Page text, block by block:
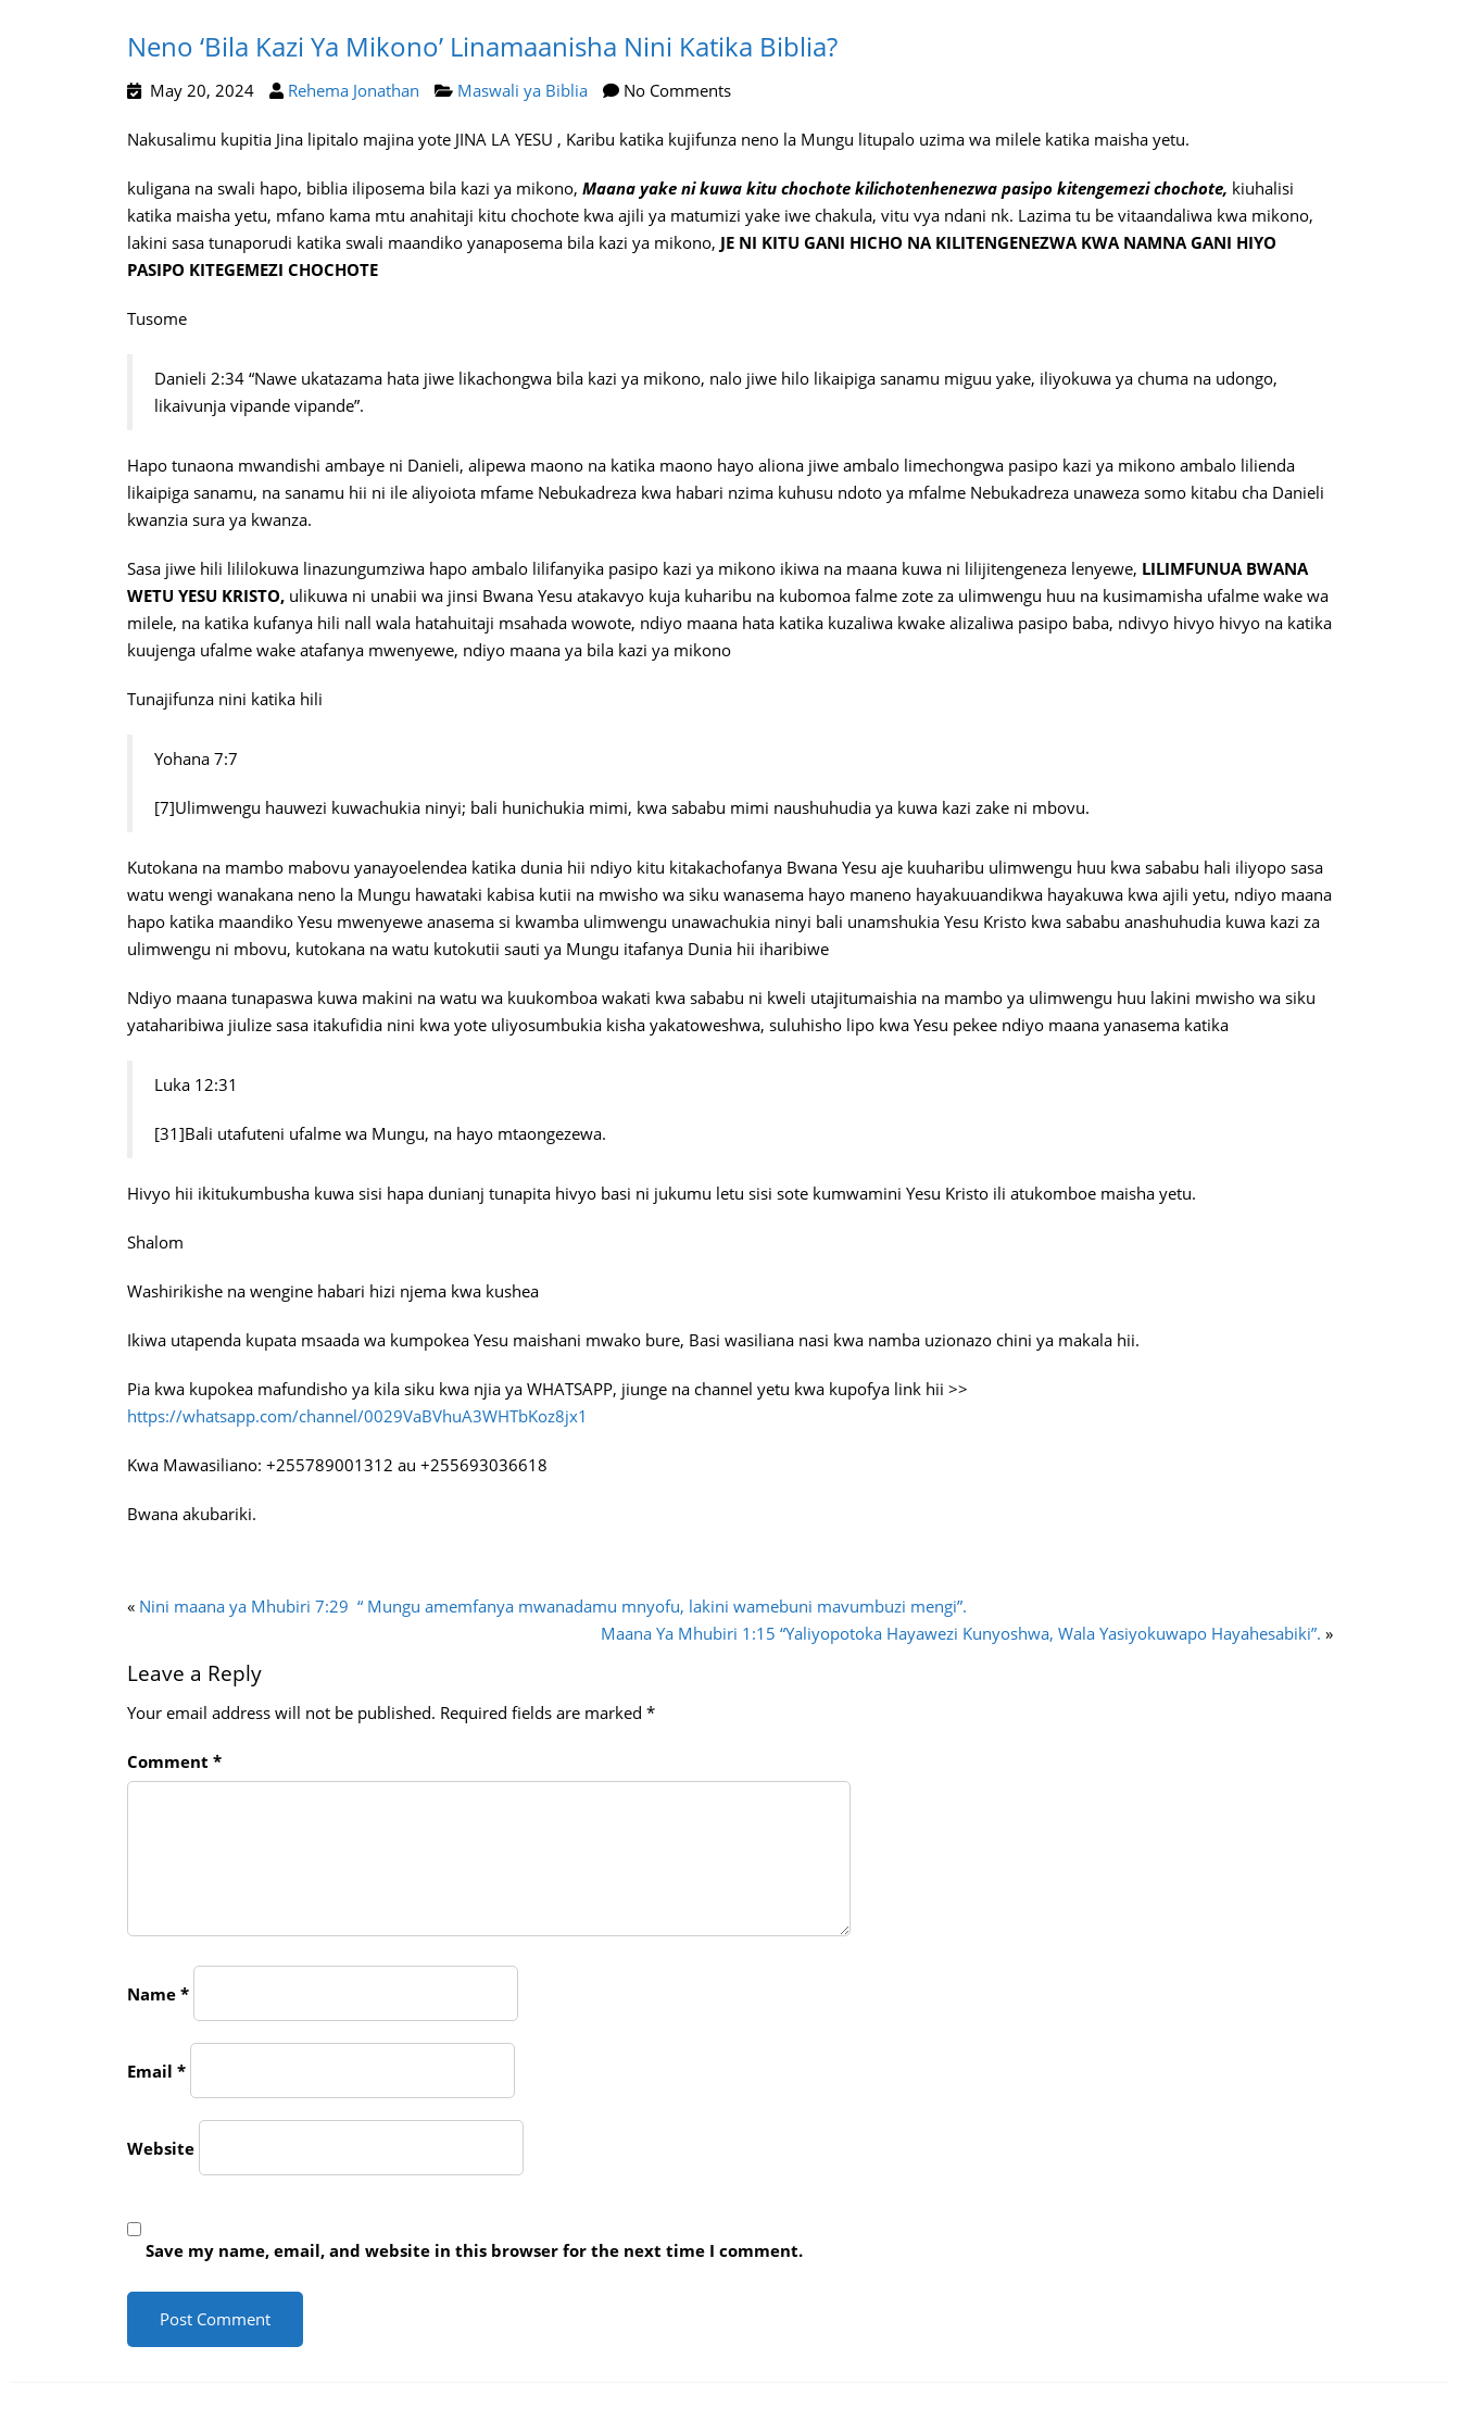
Neno ‘bila Kazi Ya Mikono’ Linamaanisha Nini Katika Biblia?
May 20, 2024 Rehema Jonathan Maswali ya Biblia No Comments
Nakusalimu kupitia Jina lipitalo majina yote JINA LA YESU , Karibu katika kujifunza neno la Mungu litupalo uzima wa milele katika maisha yetu.
kuligana na swali hapo, biblia iliposema bila kazi ya mikono, Maana yake ni kuwa kitu chochote kilichotenhenezwa pasipo kitengemezi chochote, kiuhalisi
katika maisha yetu, mfano kama mtu anahitaji kitu chochote kwa ajili ya matumizi yake iwe chakula, vitu vya ndani nk. Lazima tu be vitaandaliwa kwa mikono,
lakini sasa tunaporudi katika swali maandiko yanaposema bila kazi ya mikono, JE NI KITU GANI HICHO NA KILITENGENEZWA KWA NAMNA GANI HIYO
PASIPO KITEGEMEZI CHOCHOTE
Tusome
Danieli 2:34 “Nawe ukatazama hata jiwe likachongwa bila kazi ya mikono, nalo jiwe hilo likaipiga sanamu miguu yake, iliyokuwa ya chuma na udongo,
likaivunja vipande vipande”.
Hapo tunaona mwandishi ambaye ni Danieli, alipewa maono na katika maono hayo aliona jiwe ambalo limechongwa pasipo kazi ya mikono ambalo lilienda
likaipiga sanamu, na sanamu hii ni ile aliyoiota mfame Nebukadreza kwa habari nzima kuhusu ndoto ya mfalme Nebukadreza unaweza somo kitabu cha Danieli
kwanzia sura ya kwanza.
Sasa jiwe hili lililokuwa linazungumziwa hapo ambalo lilifanyika pasipo kazi ya mikono ikiwa na maana kuwa ni lilijitengeneza lenyewe, LILIMFUNUA BWANA
WETU YESU KRISTO, ulikuwa ni unabii wa jinsi Bwana Yesu atakavyo kuja kuharibu na kubomoa falme zote za ulimwengu huu na kusimamisha ufalme wake wa
milele, na katika kufanya hili nall wala hatahuitaji msahada wowote, ndiyo maana hata katika kuzaliwa kwake alizaliwa pasipo baba, ndivyo hivyo hivyo na katika
kuujenga ufalme wake atafanya mwenyewe, ndiyo maana ya bila kazi ya mikono
Tunajifunza nini katika hili
Yohana 7:7
[7]Ulimwengu hauwezi kuwachukia ninyi; bali hunichukia mimi, kwa sababu mimi naushuhudia ya kuwa kazi zake ni mbovu.
Kutokana na mambo mabovu yanayoelendea katika dunia hii ndiyo kitu kitakachofanya Bwana Yesu aje kuuharibu ulimwengu huu kwa sababu hali iliyopo sasa
watu wengi wanakana neno la Mungu hawataki kabisa kutii na mwisho wa siku wanasema hayo maneno hayakuuandikwa hayakuwa kwa ajili yetu, ndiyo maana
hapo katika maandiko Yesu mwenyewe anasema si kwamba ulimwengu unawachukia ninyi bali unamshukia Yesu Kristo kwa sababu anashuhudia kuwa kazi za
ulimwengu ni mbovu, kutokana na watu kutokutii sauti ya Mungu itafanya Dunia hii iharibiwe
Ndiyo maana tunapaswa kuwa makini na watu wa kuukomboa wakati kwa sababu ni kweli utajitumaishia na mambo ya ulimwengu huu lakini mwisho wa siku
yataharibiwa jiulize sasa itakufidia nini kwa yote uliyosumbukia kisha yakatoweshwa, suluhisho lipo kwa Yesu pekee ndiyo maana yanasema katika
Luka 12:31
[31]Bali utafuteni ufalme wa Mungu, na hayo mtaongezewa.
Hivyo hii ikitukumbusha kuwa sisi hapa dunianj tunapita hivyo basi ni jukumu letu sisi sote kumwamini Yesu Kristo ili atukomboe maisha yetu.
Shalom
Washirikishe na wengine habari hizi njema kwa kushea
Ikiwa utapenda kupata msaada wa kumpokea Yesu maishani mwako bure, Basi wasiliana nasi kwa namba uzionazo chini ya makala hii.
Pia kwa kupokea mafundisho ya kila siku kwa njia ya WHATSAPP, jiunge na channel yetu kwa kupofya link hii >>
https://whatsapp.com/channel/0029VaBVhuA3WHTbKoz8jx1
Kwa Mawasiliano: +255789001312 au +255693036618
Bwana akubariki.
« Nini maana ya Mhubiri 7:29 “ Mungu amemfanya mwanadamu mnyofu, lakini wamebuni mavumbuzi mengi”.
Maana Ya Mhubiri 1:15 “Yaliyopotoka Hayawezi Kunyoshwa, Wala Yasiyokuwapo Hayahesabiki”. »
Leave a Reply
Your email address will not be published. Required fields are marked *
Comment *
Name *
Email *
Website
Save my name, email, and website in this browser for the next time I comment.